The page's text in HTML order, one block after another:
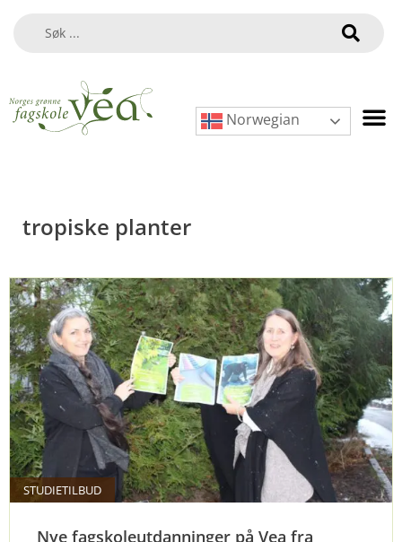
Norwegian
tropiske planter
STUDIETILBUD
Nye fagskoleutdanninger på Vea fra